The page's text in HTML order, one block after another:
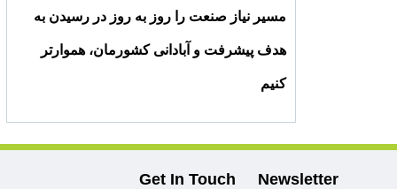
مسیر نیاز صنعت را روز به روز در رسیدن به
هدف پیشرفت و آبادانی کشورمان، هموارتر
کنیم
Get In Touch Newsletter